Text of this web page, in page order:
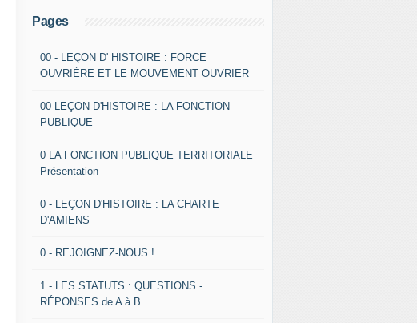
Pages
00 - LEÇON D' HISTOIRE : FORCE
OUVRIÈRE ET LE MOUVEMENT OUVRIER
00 LEÇON D'HISTOIRE : LA FONCTION
PUBLIQUE
0 LA FONCTION PUBLIQUE TERRITORIALE
Présentation
0 - LEÇON D'HISTOIRE : LA CHARTE
D'AMIENS
0 - REJOIGNEZ-NOUS !
1 - LES STATUTS : QUESTIONS -
RÉPONSES de A à B